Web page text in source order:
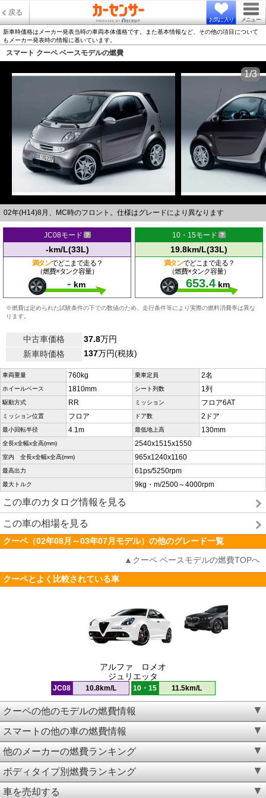
戻る
お気に入り メニュー
新車時価格はメーカー発表当時の車両本体価格です。また基本情報など、その他の項目について
もメーカー発表時の情報に基いています。
スマート クーペ ベースモデルの燃費
02年(H14)8月、MC時のフロント。仕様はグレードにより異なります
1/3
JC08モード
-km/L(33L)
満タンでどこまで走る？
（燃費×タンク容量）
- km
10・15モード
19.8km/L(33L)
満タンでどこまで走る？
（燃費×タンク容量）
653.4 km
※燃費は定められた試験条件の下での数値のため、走行条件等により実際の燃料消費率は異な
ります。
中古車価格 37.8万円
新車時価格
137万円(税抜)
車両重量 760kg 乗車定員 2名
ホイールベース 1810mm シート列数 1列
駆動方式 RR ミッション フロア6AT
ミッション位置 フロア ドア数 2ドア
最小回転半径 4.1m 最低地上高 130mm
全長x全幅x全高(mm) 2540x1515x1550
室内 全長x全幅x全高(mm) 965x1240x1160
最高出力 61ps/5250rpm
最大トルク 9kg・m/2500～4000rpm
この車のカタログ情報を見る
この車の相場を見る
クーペ（02年08月～03年07月モデル）の他のグレード一覧
▲クーペ ベースモデルの燃費TOPへ
クーペとよく比較されている車
アルファ ロメオ
ジュリエッタ
JC08 10.8km/L 10・15 11.5km/L
クーペの他のモデルの燃費情報
スマートの他の車の燃費情報
他のメーカーの燃費ランキング
ボディタイプ別燃費ランキング
車を売却する